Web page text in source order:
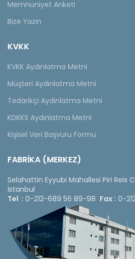
Memnuniyet Anketi
Bize Yazın
KVKK
KVKK Aydınlatma Metni
Müşteri Aydınlatma Metni
Tedarikçi Aydınlatma Metni
KDKKS Aydınlatma Metni
Kişisel Veri Başvuru Formu
FABRİKA (MERKEZ)
Selahattin Eyyubi Mahallesi Piri Reis
İstanbul
Tel : 0-212-689 56 89-98 Fax : 0-